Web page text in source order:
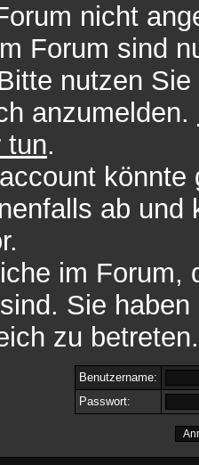
nicht
Forum sind
nutzen
anzumelden.
tun.
ab und
im Forum,
Sie
zu betreten.
Benutzername:
Passwort: